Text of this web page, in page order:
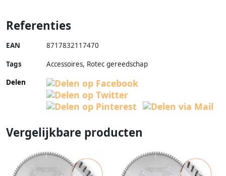
Referenties
EAN 8717832117470
Tags
Accessoires, Rotec gereedschap
Delen
Vergelijkbare producten